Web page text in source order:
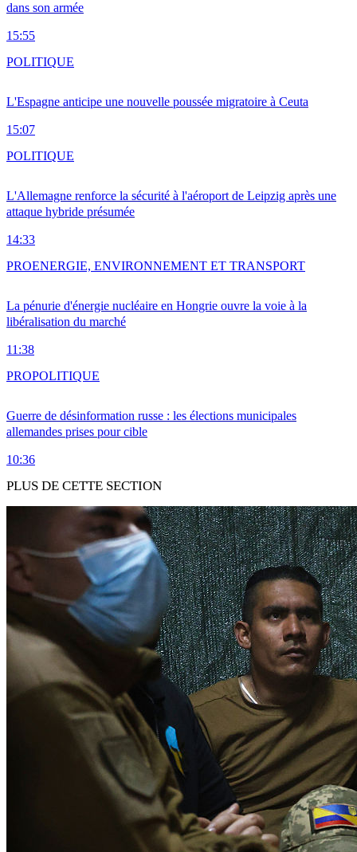
dans son armée
15:55
L'Espagne anticipe une nouvelle poussée migratoire à Ceuta
15:07
POLITIQUE
L'Allemagne renforce la sécurité à l'aéroport de Leipzig après une
attaque hybride présumée
14:33
POLITIQUE
La pénurie d'énergie nucléaire en Hongrie ouvre la voie à la
libéralisation du marché
11:38
PROENERGIE, ENVIRONNEMENT ET TRANSPORT
Guerre de désinformation russe : les élections municipales
allemandes prises pour cible
10:36
PROPOLITIQUE
PLUS DE CETTE SECTION